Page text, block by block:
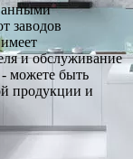
заводов
и обслуживание
можете быть
продукции и